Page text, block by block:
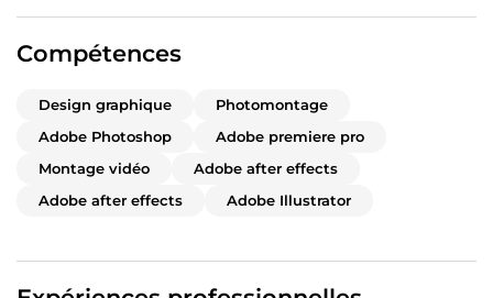
Compétences
Design graphique
Photomontage
Adobe Photoshop
Adobe premiere pro
Montage vidéo
Adobe after effects
Adobe after effects
Adobe Illustrator